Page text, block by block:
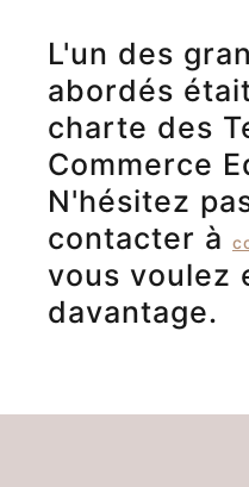
L'un des
abordés
charte des
Commerce
N'hésitez
contacter à
vous voulez
davantage.